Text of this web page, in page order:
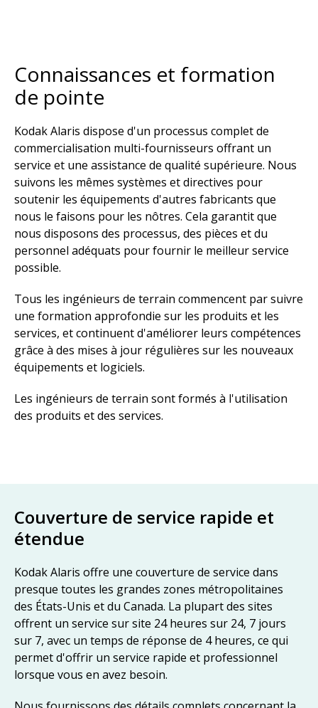
Connaissances et formation
de pointe
Kodak Alaris dispose d'un processus complet de
commercialisation multi-fournisseurs offrant un
service et une assistance de qualité supérieure. Nous
suivons les mêmes systèmes et directives pour
soutenir les équipements d'autres fabricants que
nous le faisons pour les nôtres. Cela garantit que
nous disposons des processus, des pièces et du
personnel adéquats pour fournir le meilleur service
possible.
Tous les ingénieurs de terrain commencent par suivre
une formation approfondie sur les produits et les
services, et continuent d'améliorer leurs compétences
grâce à des mises à jour régulières sur les nouveaux
équipements et logiciels.
Les ingénieurs de terrain sont formés à l'utilisation
des produits et des services.
Couverture de service rapide et
étendue
Kodak Alaris offre une couverture de service dans
presque toutes les grandes zones métropolitaines
des États-Unis et du Canada. La plupart des sites
offrent un service sur site 24 heures sur 24, 7 jours
sur 7, avec un temps de réponse de 4 heures, ce qui
permet d'offrir un service rapide et professionnel
lorsque vous en avez besoin.